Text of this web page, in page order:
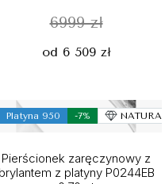
6999 zł
od 6 509 zł
Platyna 950 -7%
Pierścionek zaręczynowy z
brylantem z platyny P0244EB